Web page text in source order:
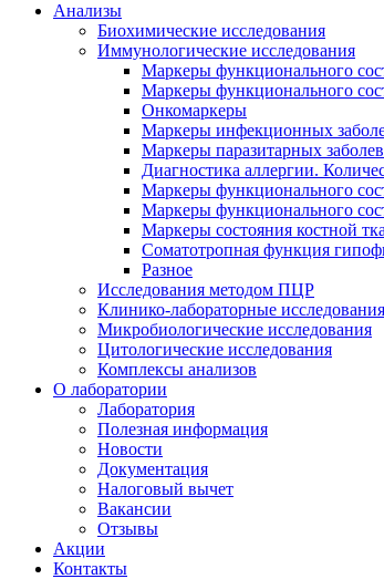
Анализы
Биохимические исследования
Иммунологические исследования
Маркеры функционального
Маркеры функционального
Онкомаркеры
Маркеры инфекционных
Маркеры паразитарных
Диагностика аллергии.
Маркеры функционального
Маркеры функционального
Маркеры состояния костной
Соматотропная функция
Разное
Исследования методом ПЦР
Клинико-лабораторные исследования
Микробиологические исследования
Цитологические исследования
Комплексы анализов
О лаборатории
Лаборатория
Полезная информация
Новости
Документация
Налоговый вычет
Вакансии
Отзывы
Акции
Контакты